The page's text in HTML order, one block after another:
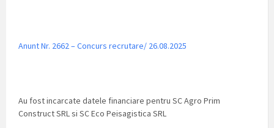
Anunt Nr. 2662 – Concurs recrutare/ 26.08.2025
Au fost incarcate datele financiare pentru SC Agro Prim
Construct SRL si SC Eco Peisagistica SRL